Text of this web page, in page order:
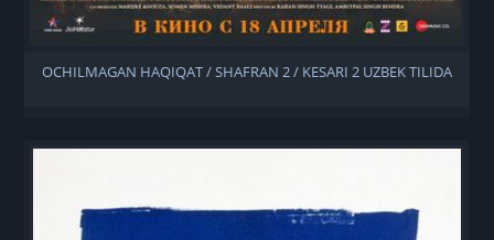
OCHILMAGAN HAQIQAT / SHAFRAN 2 / KESARI 2 UZBEK TILIDA